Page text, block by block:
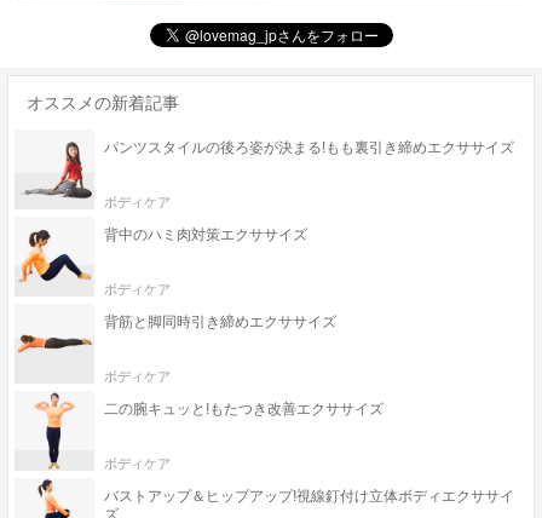
オススメの新着記事
パンツスタイルの後ろ姿が決まる!もも裏引き締めエクササイズ
ボディケア
背中のハミ肉対策エクササイズ
ボディケア
背筋と脚同時引き締めエクササイズ
ボディケア
二の腕キュッと!もたつき改善エクササイズ
ボディケア
バストアップ＆ヒップアップ!視線釘付け立体ボディエクササイ
ズ